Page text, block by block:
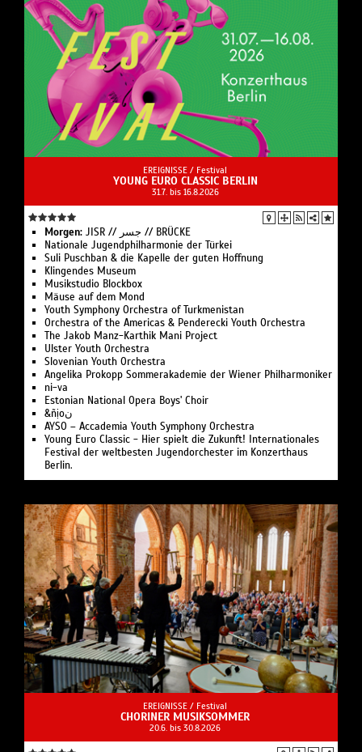
EREIGNISSE / Festival
YOUNG EURO CLASSIC BERLIN
31.7. bis 16.8.2026
Morgen:
JISR // جسر // BRÜCKE
Nationale Jugend­philharmonie der Türkei
Suli Pusch­ban & die Ka­pelle der gu­ten Hoff­nung
Klingendes Museum
Musikstudio Blockbox
Mäuse auf dem Mond
Youth Symphony Orchestra of Turk­menistan
Or­ches­tra of the Ameri­cas & Pen­de­recki Youth Orchestra
The Jakob Manz-Karthik Mani Project
Ulster Youth Or­chestra
Slo­ve­ni­an Youth Orchestra
Angelika Pro­kopp Som­mer­akademie der Wiener Philharmoniker
ni-va
Estonian National Opera Boys' Choir
&ñịoن
AYSO – Accademia Youth Symphony Orchestra
Young Euro Classic - Hier spielt die Zukunft! Internationales
Festival der weltbesten Jugendorchester im Konzerthaus
Berlin.
EREIGNISSE / Festival
CHORINER MUSIKSOMMER
20.6. bis 30.8.2026